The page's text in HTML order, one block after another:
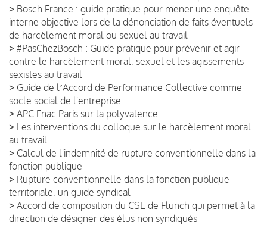
> Bosch France : guide pratique pour mener une enquête
interne objective lors de la dénonciation de faits éventuels
de harcèlement moral ou sexuel au travail
> #PasChezBosch : Guide pratique pour prévenir et agir
contre le harcèlement moral, sexuel et les agissements
sexistes au travail
> Guide de lʼAccord de Performance Collective comme
socle social de l'entreprise
> APC Fnac Paris sur la polyvalence
> Les interventions du colloque sur le harcèlement moral
au travail
> Calcul de l'indemnité de rupture conventionnelle dans la
fonction publique
> Rupture conventionnelle dans la fonction publique
territoriale, un guide syndical
> Accord de composition du CSE de Flunch qui permet à la
direction de désigner des élus non syndiqués